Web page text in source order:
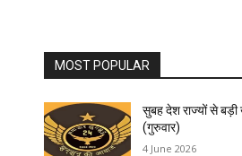
MOST POPULAR
सुबह देश राज्यों से
(गुरुवार)
4 June 2026